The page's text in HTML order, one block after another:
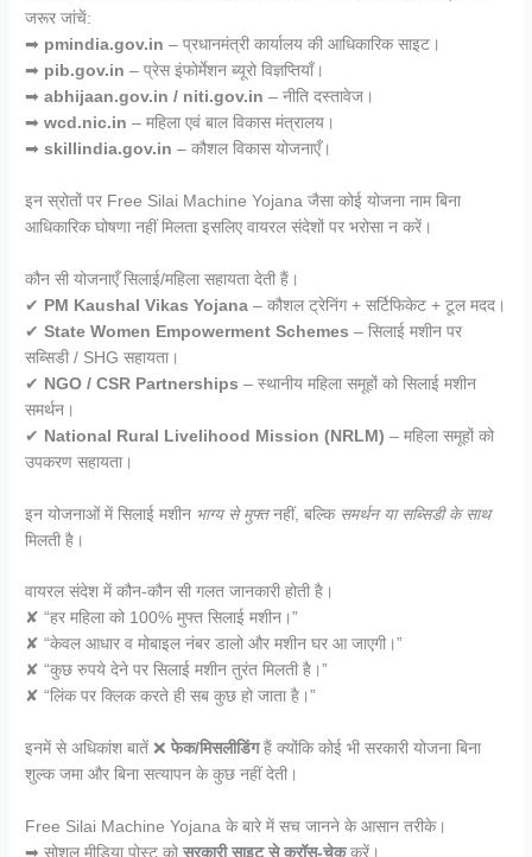
जरूर जांचें:
➡ pmindia.gov.in – प्रधानमंत्री कार्यालय की आधिकारिक साइट।
➡ pib.gov.in – प्रेस इंफोर्मेशन ब्यूरो विज्ञप्तियाँ।
➡abhijaan.gov.in / niti.gov.in – नीति दस्तावेज।
➡wcd.nic.in – महिला एवं बाल विकास मंत्रालय।
➡skillindia.gov.in – कौशल विकास योजनाएँ।
इन स्रोतों पर Free Silai Machine Yojana जैसा कोई योजना नाम बिना
आधिकारिक घोषणा नहीं मिलता इसलिए वायरल संदेशों पर भरोसा न करें।
कौन सी योजनाएँ सिलाई/महिला सहायता देती हैं।
✔ PM Kaushal Vikas Yojana – कौशल ट्रेनिंग + सर्टिफिकेट + टूल मदद।
✔State Women Empowerment Schemes – सिलाई मशीन पर
सब्सिडी / SHG सहायता।
✔ NGO / CSR Partnerships – स्थानीय महिला समूहों को सिलाई मशीन
समर्थन।
✔ National Rural Livelihood Mission (NRLM) – महिला समूहों को
उपकरण सहायता।
इन योजनाओं में सिलाई मशीन भाग्य से मुफ्तनहीं, बल्कि समर्थन या सब्सिडी के साथ
मिलती है।
वायरल संदेश में कौन-कौन सी गलत जानकारी होती है।
✘ “हर महिला को 100% मुफ्त सिलाई मशीन।”
✘ “केवल आधार व मोबाइल नंबर डालो और मशीन घर आ जाएगी।”
✘ “कुछ रुपये देने पर सिलाई मशीन तुरंत मिलती है।”
✘ “लिंक पर क्लिक करते ही सब कुछ हो जाता है।”
इनमें से अधिकांश बातें ❌फेक/मिसलीडिंगहैं क्योंकि कोई भी सरकारी योजना बिना
शुल्क जमा और बिना सत्यापन के कुछ नहीं देती।
Free Silai Machine Yojana के बारे में सच जानने के आसान तरीके।
➡ सोशल मीडिया पोस्ट कोसरकारी साइट से क्रॉस-चेककरें।